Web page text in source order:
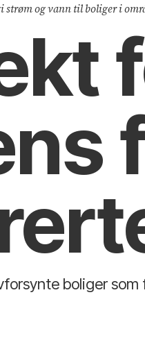
strøm og vann til boliger i
boliger